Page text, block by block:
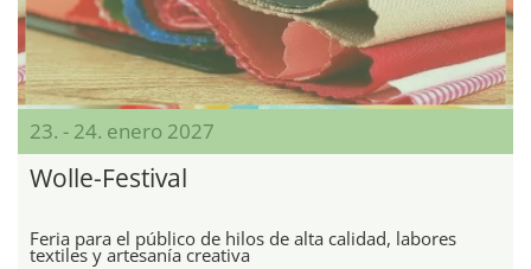
23. - 24. enero 2027
Wolle-Festival
Feria para el público de hilos de alta calidad, labores
textiles y artesanía creativa